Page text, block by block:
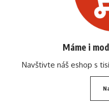
Máme i
Navštivte náš eshop s